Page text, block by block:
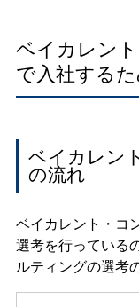
ベイカレン
で入社する
ベイカレン
の流れ
ベイカレント・コ
選考を行っている
ルティングの選考